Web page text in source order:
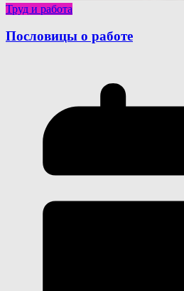
Труд и работа
Пословицы о работе